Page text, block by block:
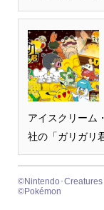
アイスクリーム
社の「ガリガリ
©Nintendo･Creatures
©Pokémon